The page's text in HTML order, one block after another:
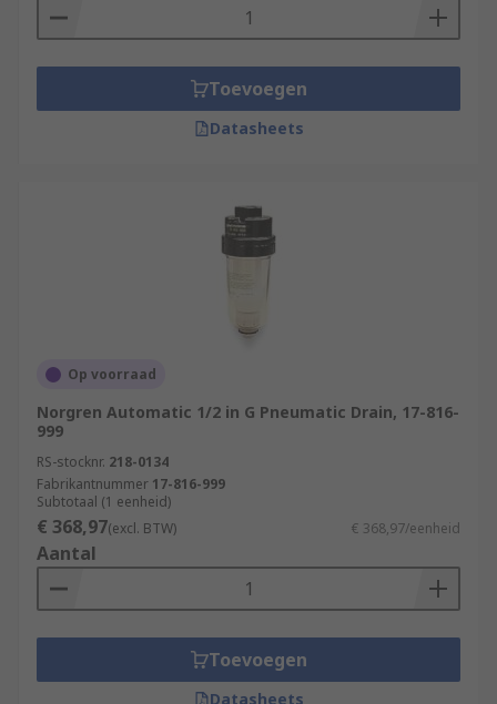
Toevoegen
Datasheets
Op voorraad
Norgren Automatic 1/2 in G Pneumatic Drain, 17-816-
999
RS-stocknr. 218-0134
Fabrikantnummer 17-816-999
Subtotaal (1 eenheid)
€ 368,97(excl. BTW) € 368,97/eenheid
Aantal
Toevoegen
Datasheets